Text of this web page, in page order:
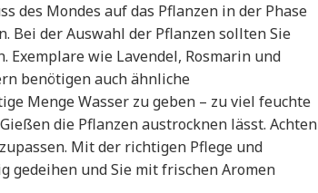
des Mondes auf das Pflanzen in der Phase
Bei der Auswahl der Pflanzen sollten Sie
wie Lavendel, Rosmarin und
benötigen auch ähnliche
Menge Wasser zu geben – zu viel feuchte
die Pflanzen austrocknen lässt. Achten
Mit der richtigen Pflege und
und Sie mit frischen Aromen